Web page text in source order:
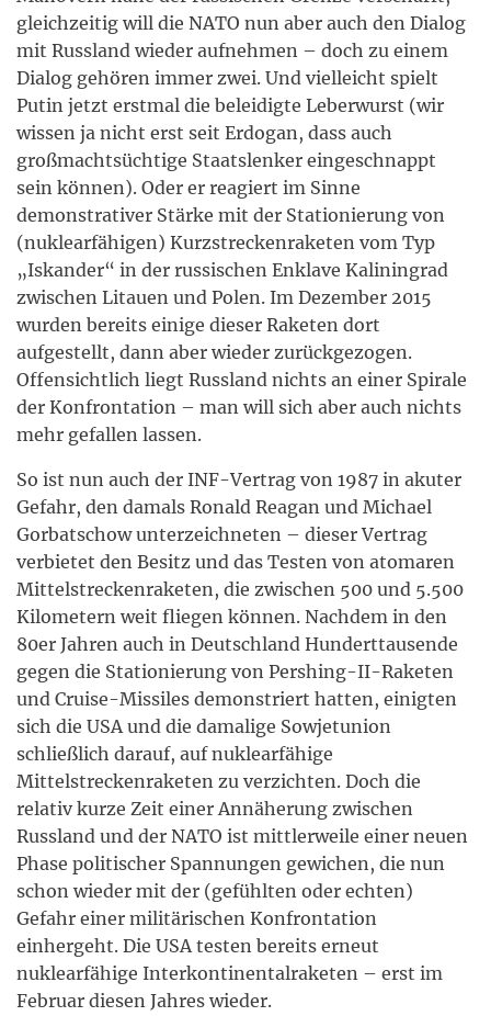
gleichzeitig will die NATO nun aber auch den Dialog
mit Russland wieder aufnehmen – doch zu einem
Dialog gehören immer zwei. Und vielleicht spielt
Putin jetzt erstmal die beleidigte Leberwurst (wir
wissen ja nicht erst seit Erdogan, dass auch
großmachtsüchtige Staatslenker eingeschnappt
sein können). Oder er reagiert im Sinne
demonstrativer Stärke mit der Stationierung von
(nuklearfähigen) Kurzstreckenraketen vom Typ
„Iskander“ in der russischen Enklave Kaliningrad
zwischen Litauen und Polen. Im Dezember 2015
wurden bereits einige dieser Raketen dort
aufgestellt, dann aber wieder zurückgezogen.
Offensichtlich liegt Russland nichts an einer Spirale
der Konfrontation – man will sich aber auch nichts
mehr gefallen lassen.
So ist nun auch der INF-Vertrag von 1987 in akuter
Gefahr, den damals Ronald Reagan und Michael
Gorbatschow unterzeichneten – dieser Vertrag
verbietet den Besitz und das Testen von atomaren
Mittelstreckenraketen, die zwischen 500 und 5.500
Kilometern weit fliegen können. Nachdem in den
80er Jahren auch in Deutschland Hunderttausende
gegen die Stationierung von Pershing-II-Raketen
und Cruise-Missiles demonstriert hatten, einigten
sich die USA und die damalige Sowjetunion
schließlich darauf, auf nuklearfähige
Mittelstreckenraketen zu verzichten. Doch die
relativ kurze Zeit einer Annäherung zwischen
Russland und der NATO ist mittlerweile einer neuen
Phase politischer Spannungen gewichen, die nun
schon wieder mit der (gefühlten oder echten)
Gefahr einer militärischen Konfrontation
einhergeht. Die USA testen bereits erneut
nuklearfähige Interkontinentalraketen – erst im
Februar diesen Jahres wieder.